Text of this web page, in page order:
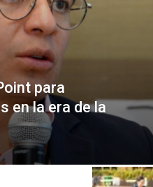
para
en la era de la